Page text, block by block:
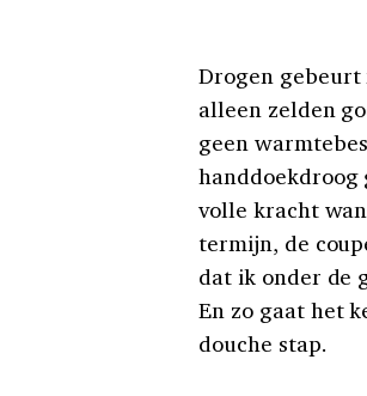
Drogen gebeurt
alleen zelden
geen
handdoekdroog
volle kracht
termijn, de
dat ik onder de
En zo gaat het
douche stap.